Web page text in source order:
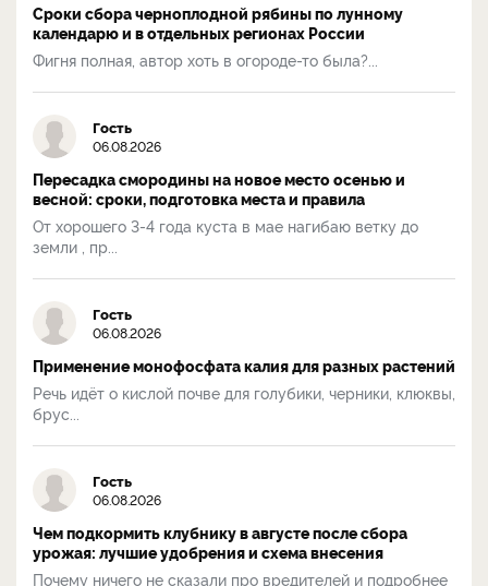
Сроки сбора черноплодной рябины по лунному
календарю и в отдельных регионах России
Фигня полная, автор хоть в огороде-то была?...
Гость
06.08.2026
Пересадка смородины на новое место осенью и
весной: сроки, подготовка места и правила
От хорошего 3-4 года куста в мае нагибаю ветку до
земли , пр...
Гость
06.08.2026
Применение монофосфата калия для разных растений
Речь идёт о кислой почве для голубики, черники, клюквы,
брус...
Гость
06.08.2026
Чем подкормить клубнику в августе после сбора
урожая: лучшие удобрения и схема внесения
Почему ничего не сказали про вредителей и подробнее